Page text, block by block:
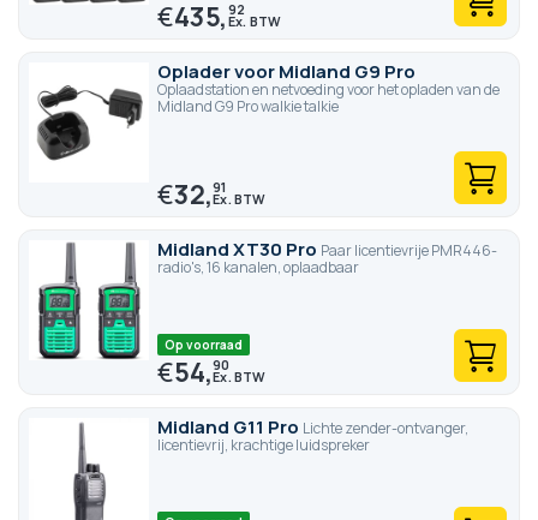
€435,92
Oplader voor Midland G9 Pro
Oplaadstation en netvoeding voor het opladen van de
Midland G9 Pro walkie talkie
€32,91
Midland XT30 Pro Paar licentievrije PMR446-
radio's, 16 kanalen, oplaadbaar
Op voorraad
€54,90
Midland G11 Pro Lichte zender-ontvanger,
licentievrij, krachtige luidspreker